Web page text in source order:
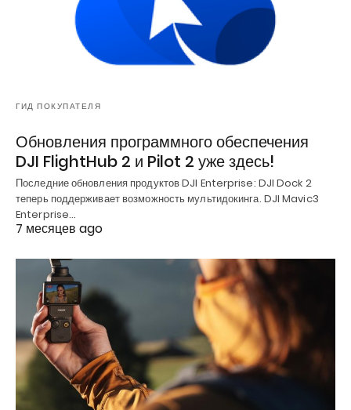
ГИД ПОКУПАТЕЛЯ
Обновления программного обеспечения
DJI FlightHub 2 и Pilot 2 уже здесь!
Последние обновления продуктов DJI Enterprise: DJI Dock 2
теперь поддерживает возможность мультидокинга. DJI Mavic3
Enterprise…
7 месяцев ago